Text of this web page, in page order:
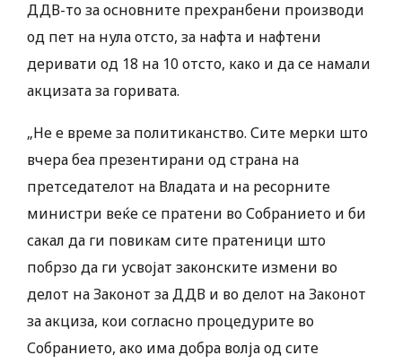
ДДВ-то за основните прехранбени производи
од пет на нула отсто, за нафта и нафтени
деривати од 18 на 10 отсто, како и да се намали
акцизата за горивата.
„Не е време за политиканство. Сите мерки што
вчера беа презентирани од страна на
претседателот на Владата и на ресорните
министри веќе се пратени во Собранието и би
сакал да ги повикам сите пратеници што
побрзо да ги усвојат законските измени во
делот на Законот за ДДВ и во делот на Законот
за акциза, кои согласно процедурите во
Собранието, ако има добра волја од сите